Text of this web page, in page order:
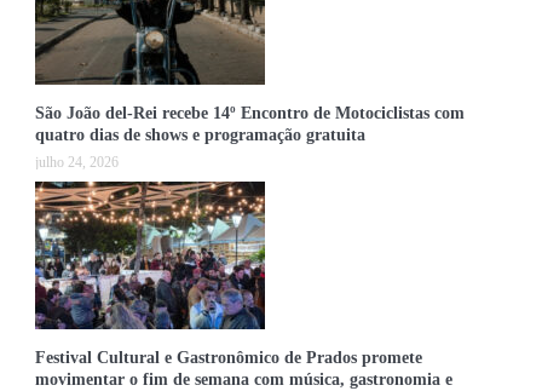
São João del-Rei recebe 14º Encontro de Motociclistas com
quatro dias de shows e programação gratuita
julho 24, 2026
Festival Cultural e Gastronômico de Prados promete
movimentar o fim de semana com música, gastronomia e